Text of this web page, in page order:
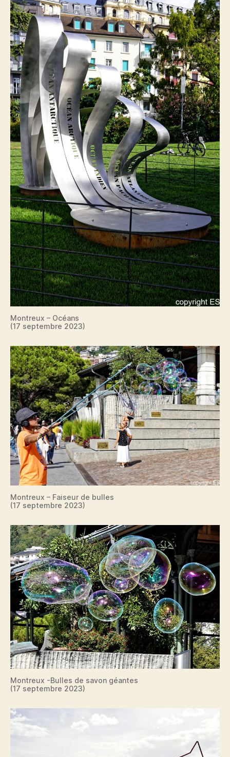
Montreux – Océans
(17 septembre 2023)
Montreux – Faiseur de bulles
(17 septembre 2023)
Montreux -Bulles de savon géantes
(17 septembre 2023)